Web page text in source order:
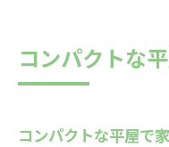
コンパクトな
コンパクトな平屋で